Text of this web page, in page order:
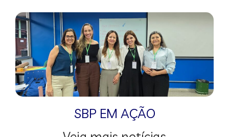
SBP EM AÇÃO